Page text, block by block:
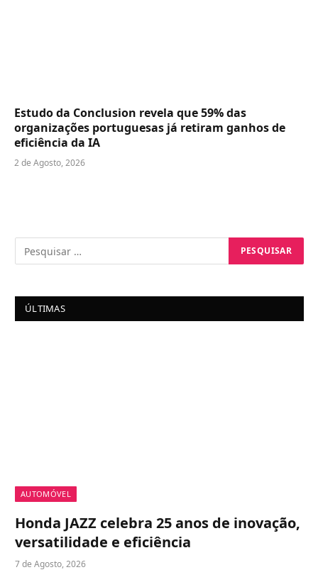
Estudo da Conclusion revela que 59% das
organizações portuguesas já retiram ganhos de
eficiência da IA
2 de Agosto, 2026
ÚLTIMAS
AUTOMÓVEL
Honda JAZZ celebra 25 anos de inovação,
versatilidade e eficiência
7 de Agosto, 2026